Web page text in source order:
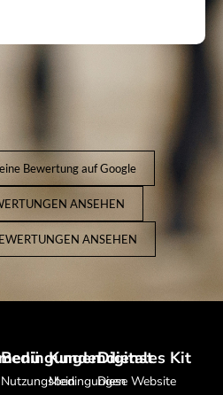
Bewertung auf Google
ANSEHEN
ANSEHEN
Bedingungen
Nutzungsbedingungen
Kundendienst
Mein
Digitales Kit
Diese Website